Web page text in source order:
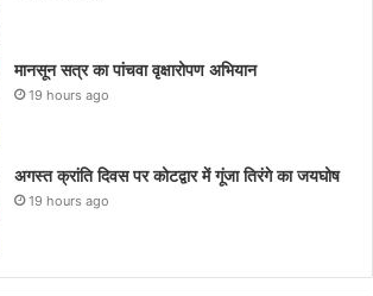
मानसून सत्र का पांचवा वृक्षारोपण अभियान
19 hours ago
अगस्त क्रांति दिवस पर कोटद्वार में गूंजा तिरंगे का जयघोष
19 hours ago